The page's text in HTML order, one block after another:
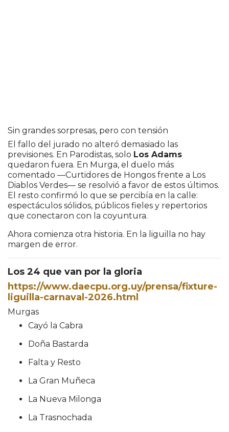
Sin grandes sorpresas, pero con tensión
El fallo del jurado no alteró demasiado las
previsiones. En Parodistas, solo Los Adams
quedaron fuera. En Murga, el duelo más
comentado —Curtidores de Hongos frente a Los
Diablos Verdes— se resolvió a favor de estos últimos.
El resto confirmó lo que se percibía en la calle:
espectáculos sólidos, públicos fieles y repertorios
que conectaron con la coyuntura.
Ahora comienza otra historia. En la liguilla no hay
margen de error.
Los 24 que van por la gloria
https://www.daecpu.org.uy/prensa/fixture-
liguilla-carnaval-2026.html
Murgas
Cayó la Cabra
Doña Bastarda
Falta y Resto
La Gran Muñeca
La Nueva Milonga
La Trasnochada